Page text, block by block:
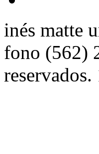
inés matte
fono (562)
reservados.